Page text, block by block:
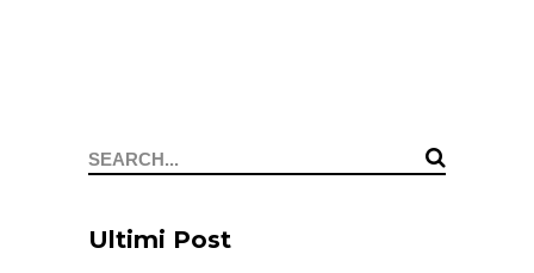
Search
Ultimi Post